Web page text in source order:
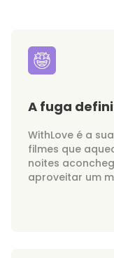
A fuga
WithLove é a
filmes que
noites
aproveitar um